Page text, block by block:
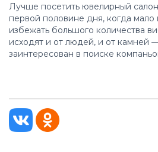
Лучше посетить ювелирный
первой половине дня, когда мало
избежать большого количества
исходят и от людей, и от камней
заинтересован в поиске